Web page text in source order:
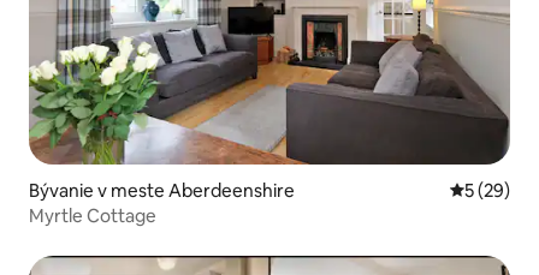
Bývanie v meste Aberdeenshire
5 (29)
Myrtle Cottage